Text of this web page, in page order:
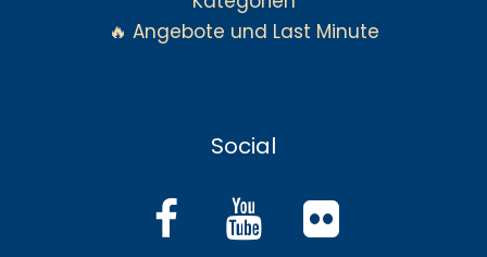
🔥 Angebote und Last Minute
Social